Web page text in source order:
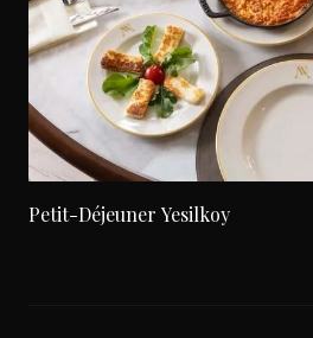
Petit-Déjeuner Yesilkoy